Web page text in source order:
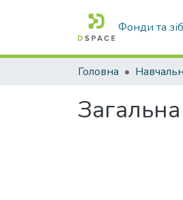
Фонди та
Головна